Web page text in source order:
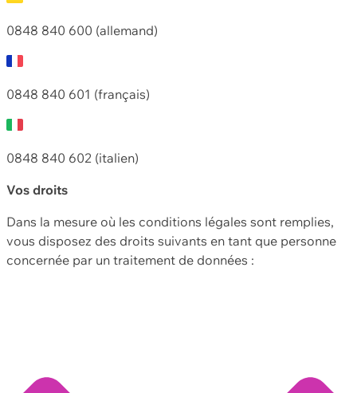
0848 840 600 (allemand)
0848 840 601 (français)
0848 840 602 (italien)
Vos droits
Dans la mesure où les conditions légales sont remplies,
vous disposez des droits suivants en tant que personne
concernée par un traitement de données :